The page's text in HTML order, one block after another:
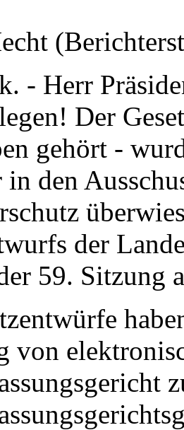
- Herr
Der
gehört -
in den
der
59. Sitzung
von